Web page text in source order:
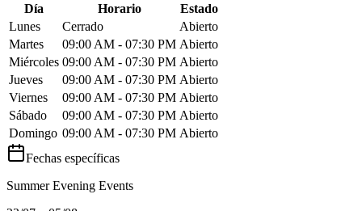
Día
Horario
Estado
Lunes
Cerrado
Abierto
Martes
09:00 AM - 07:30 PM Abierto
Miércoles 09:00 AM - 07:30 PM Abierto
Jueves
09:00 AM - 07:30 PM Abierto
Viernes
09:00 AM - 07:30 PM Abierto
Sábado
09:00 AM - 07:30 PM Abierto
Domingo 09:00 AM - 07:30 PM Abierto
Fechas específicas
Summer Evening Events